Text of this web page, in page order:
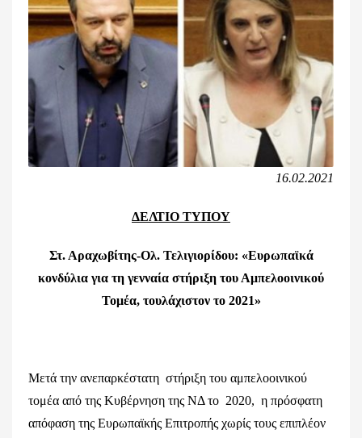
16.02.2021
ΔΕΛΤΙΟ ΤΥΠΟΥ
Στ. Αραχωβίτης-Ολ. Τελιγιορίδου: «Ευρωπαϊκά
κονδύλια για τη γενναία στήριξη του Αμπελοοινικού
Τομέα, τουλάχιστον το 2021»
Μετά την ανεπαρκέστατη στήριξη του αμπελοοινικού
τομέα από της Κυβέρνηση της ΝΔ το 2020, η πρόσφατη
απόφαση της Ευρωπαϊκής Επιτροπής χωρίς τους επιπλέον